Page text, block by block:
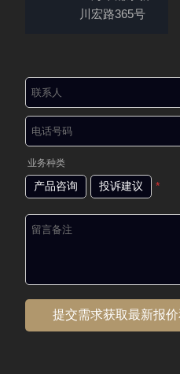
川宏路365号
业务种类
产品咨询 投诉建议 *